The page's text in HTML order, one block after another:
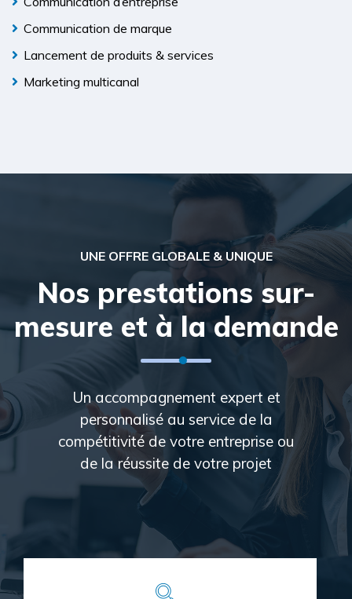
Communication de marque
Lancement de produits & services
Marketing multicanal
UNE OFFRE GLOBALE & UNIQUE
Nos prestations sur-
mesure et à la demande
Un accompagnement expert et
personnalisé au service de la
compétitivité de votre entreprise ou
de la réussite de votre projet